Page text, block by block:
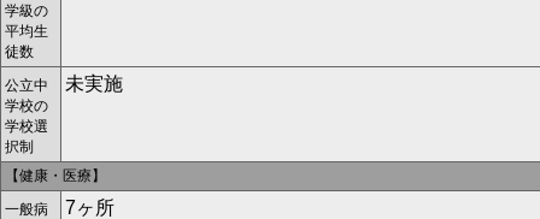
学級の
平均生
徒数
公立中
学校の
学校選
択制
未実施
【健康・医療】
一般病
7ヶ所